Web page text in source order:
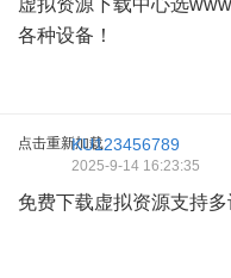
虚拟资源下载中心选
各种设备！
点击重新加载KU123456789
2025-9-14 16:23:35
免费下载虚拟资源支持